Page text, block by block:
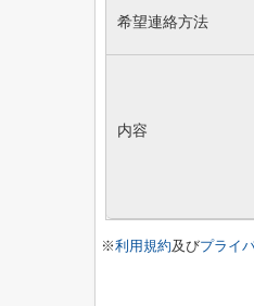
希望連絡方法
内容
※利用規約及びプライ